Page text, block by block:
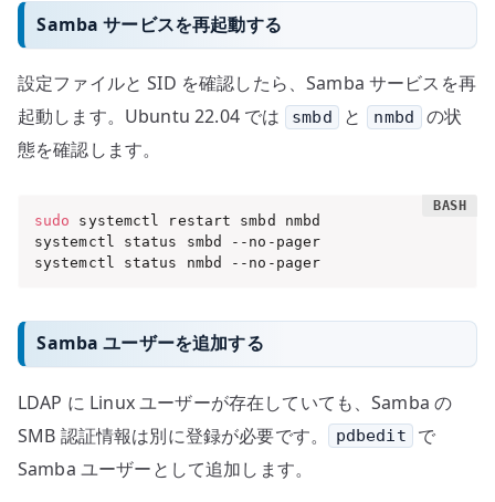
Samba サービスを再起動する
設定ファイルと SID を確認したら、Samba サービスを再
起動します。Ubuntu 22.04 では
smbd と nmbd
の状
態を確認します。
sudo systemctl restart smbd nmbd
systemctl status smbd --no-pager
systemctl status nmbd --no-pager
Samba ユーザーを追加する
LDAP に Linux ユーザーが存在していても、Samba の
SMB 認証情報は別に登録が必要です。
pdbedit
で
Samba ユーザーとして追加します。